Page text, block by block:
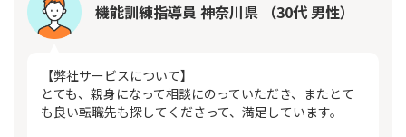
機能訓練指導員 神奈川県 （30代 男性）
【弊社サービスについて】
とても、親身になって相談にのっていただき、またとて
も良い転職先も探してくださって、満足しています。